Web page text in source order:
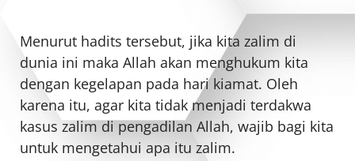
Menurut hadits tersebut, jika kita zalim di
dunia ini maka Allah akan menghukum kita
dengan kegelapan pada hari kiamat. Oleh
karena itu, agar kita tidak menjadi terdakwa
kasus zalim di pengadilan Allah, wajib bagi kita
untuk mengetahui apa itu zalim.